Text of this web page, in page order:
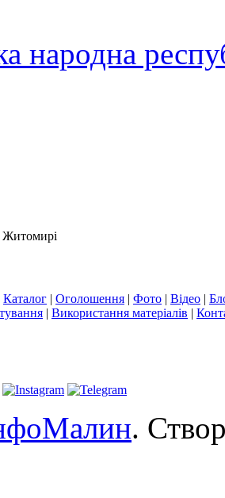
народна
Житомирі
Каталог | Оголошення | Фото | Відео |
| Використання матеріалів |
.